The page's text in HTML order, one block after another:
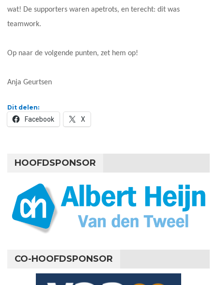
wat! De supporters waren apetrots, en terecht: dit was
teamwork.
Op naar de volgende punten, zet hem op!
Anja Geurtsen
Dit delen:
Facebook X
HOOFDSPONSOR
CO-HOOFDSPONSOR